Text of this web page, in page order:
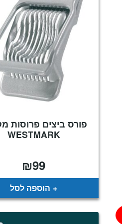
פורס ביצים פרוסות
WESTMARK
₪99
הוספה לסל